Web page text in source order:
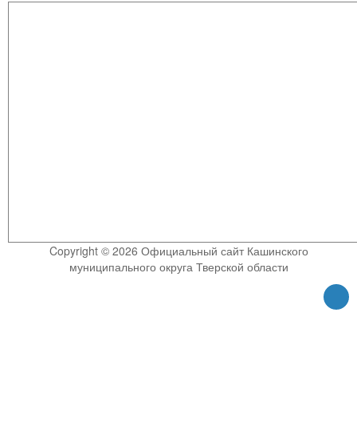
Copyright © 2026 Официальный сайт Кашинского
муниципального округа Тверской области